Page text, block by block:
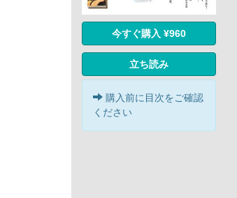
今すぐ購入 ¥960
立ち読み
購入前に目次をご確認
ください